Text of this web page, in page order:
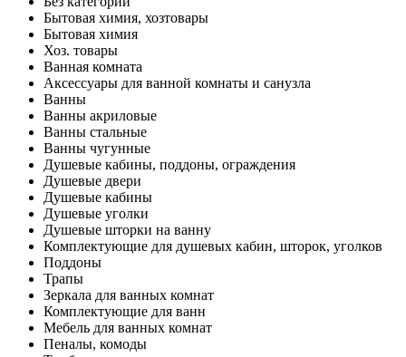
Бытовая химия, хозтовары
Бытовая химия
Хоз. товары
Ванная комната
Аксессуары для ванной комнаты и санузла
Ванны
Ванны акриловые
Ванны стальные
Ванны чугунные
Душевые кабины, поддоны, ограждения
Душевые двери
Душевые кабины
Душевые уголки
Душевые шторки на ванну
Комплектующие для душевых кабин, шторок, уголков
Поддоны
Трапы
Зеркала для ванных комнат
Комплектующие для ванн
Мебель для ванных комнат
Пеналы, комоды